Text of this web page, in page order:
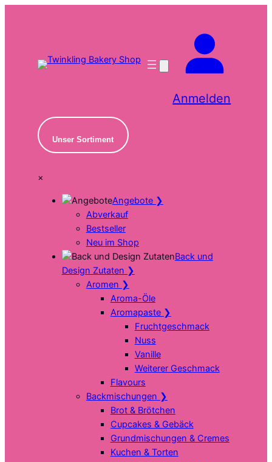
Anmelden
Unser Sortiment
×
Angebote ❯
Abverkauf
Bestseller
Neu im Shop
Back und
Design Zutaten ❯
Aromen ❯
Aroma-Öle
Aromapaste ❯
Fruchtgeschmack
Nuss
Vanille
Weiterer Geschmack
Flavours
Backmischungen ❯
Brot & Brötchen
Cupcakes & Gebäck
Grundmischungen & Cremes
Kuchen & Torten